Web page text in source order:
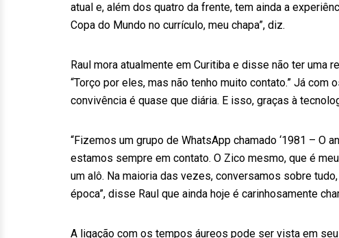
atual e, além dos quatro da frente, tem ainda a
Copa do Mundo no currículo, meu chapa”, diz.
Raul mora atualmente em Curitiba e disse não ter uma
“Torço por eles, mas não tenho muito contato.” Já
convivência é quase que diária. E isso, graças à
“Fizemos um grupo de WhatsApp chamado ‘1981 – O
estamos sempre em contato. O Zico mesmo, que é
um alô. Na maioria das vezes, conversamos sobre
época”, disse Raul que ainda hoje é carinhosamente
A ligação com os tempos áureos pode ser vista em